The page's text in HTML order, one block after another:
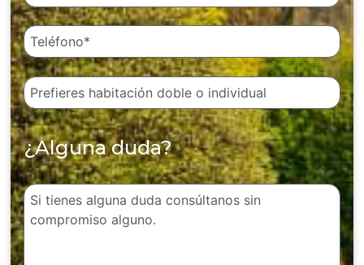
¿Alguna duda?